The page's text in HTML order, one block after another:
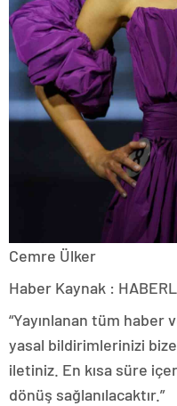
Cemre Ülker
Haber Kaynak :
“Yayınlanan tüm
yasal bildirimlerinizi
iletiniz. En kısa süre
dönüş sağlanılacaktır.”